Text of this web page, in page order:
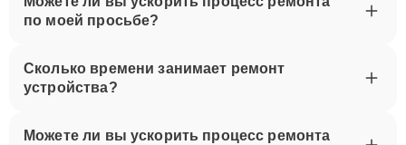
по моей просьбе?
Сколько времени занимает ремонт
устройства?
Можете ли вы ускорить процесс ремонта